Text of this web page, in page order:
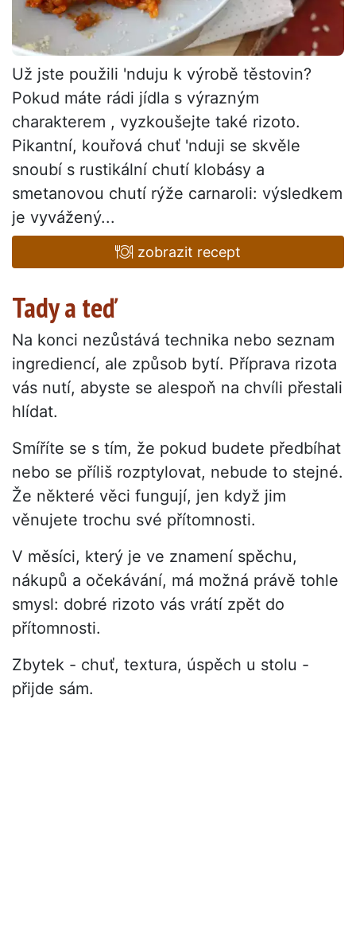
Už jste použili 'nduju k výrobě těstovin?
Pokud máte rádi jídla s výrazným
charakterem , vyzkoušejte také rizoto.
Pikantní, kouřová chuť 'nduji se skvěle
snoubí s rustikální chutí klobásy a
smetanovou chutí rýže carnaroli: výsledkem
je vyvážený...
zobrazit recept
Tady a teď
Na konci nezůstává technika nebo seznam
ingrediencí, ale způsob bytí. Příprava rizota
vás nutí, abyste se alespoň na chvíli přestali
hlídat.
Smíříte se s tím, že pokud budete předbíhat
nebo se příliš rozptylovat, nebude to stejné.
Že některé věci fungují, jen když jim
věnujete trochu své přítomnosti.
V měsíci, který je ve znamení spěchu,
nákupů a očekávání, má možná právě tohle
smysl: dobré rizoto vás vrátí zpět do
přítomnosti.
Zbytek - chuť, textura, úspěch u stolu -
přijde sám.